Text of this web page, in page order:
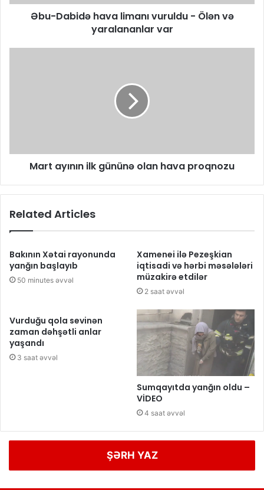
Əbu-Dabidə hava limanı vuruldu - Ölən və
yaralananlar var
Mart ayının ilk gününə olan hava proqnozu
Related Articles
Bakının Xətai rayonunda
yanğın başlayıb
50 minutes əvvəl
Xamenei ilə Pezeşkian
iqtisadi və hərbi məsələləri
müzakirə etdilər
2 saat əvvəl
Vurduğu qola sevinən
zaman dəhşətli anlar
yaşandı
3 saat əvvəl
Sumqayıtda yanğın oldu –
VİDEO
4 saat əvvəl
ŞƏRH YAZ